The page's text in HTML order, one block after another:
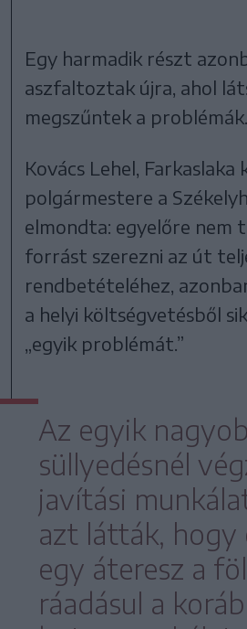
Egy harmadik részt
aszfaltoztak újra, ahol
megszűntek a problémák.
Kovács Lehel, Farkaslaka
polgármestere a
elmondta: egyelőre nem
forrást szerezni az út
rendbetételéhez,
a helyi költségvetésből
„egyik problémát.”
Az egyik
süllyedésnél
javítási
azt látták, hogy
egy áteresz a
ráadásul a